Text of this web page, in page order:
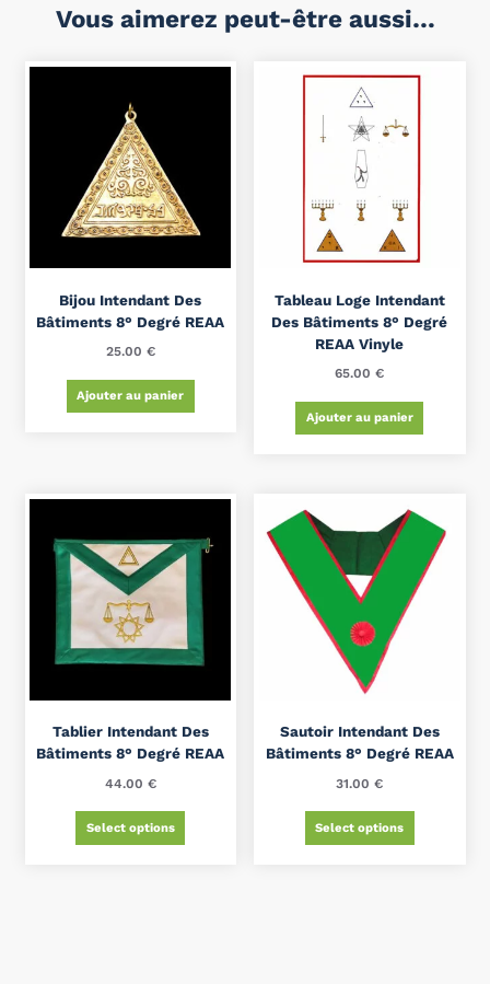
Vous aimerez peut-être aussi…
Bijou Intendant Des
Bâtiments 8° Degré REAA
25.00 €
Ajouter au panier
Tableau Loge Intendant
Des Bâtiments 8° Degré
REAA Vinyle
65.00€
Ajouter au panier
Tablier Intendant Des
Bâtiments 8° Degré REAA
44.00 €
Select options
Sautoir Intendant Des
Bâtiments 8° Degré REAA
31.00€
Select options